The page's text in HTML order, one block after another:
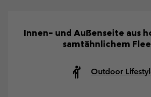
Innen- und Außenseite aus
samtähnlichem
Outdoor